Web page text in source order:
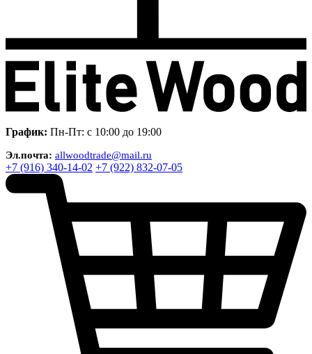
График: Пн-Пт: с 10:00 до 19:00
Эл.почта: allwoodtrade@mail.ru
+7 (916) 340-14-02 +7 (922) 832-07-05